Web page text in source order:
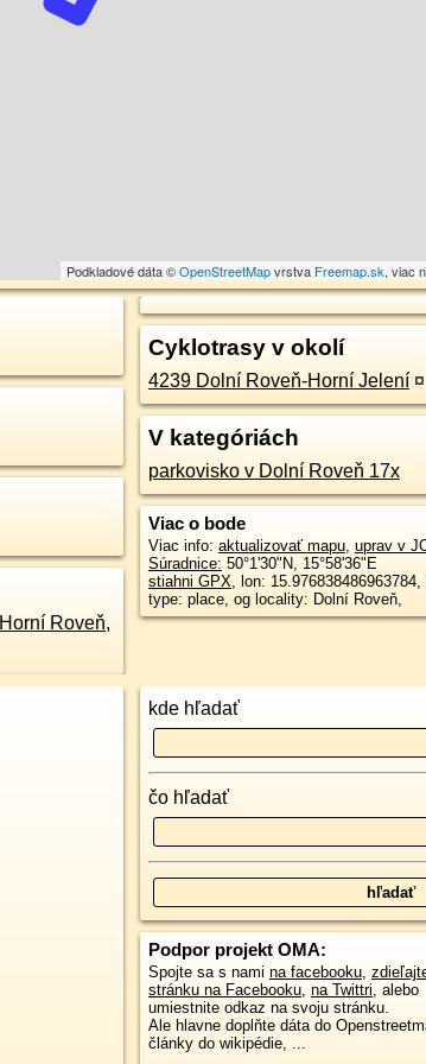
Podkladové dáta ©OpenStreetMapvrstva Freemap.sk, viac
Horní Roveň,
Cyklotrasy v okolí
4239 Dolní Roveň-Horní Jelení ¤
V kategóriách
parkovisko v Dolní Roveň 17x
Viac o bode
Viac info: aktualizovať mapu, uprav v
Súradnice: 50°1'30"N, 15°58'36"E
stiahni GPX, lon:
type: place, og locality: Dolní Roveň,
kde hľadať
čo hľadať
Podpor projekt OMA:
Spojte sa s nami na facebooku,
stránku na Facebooku, na Twittri, alebo
umiestnite odkaz na svoju stránku.
Ale hlavne doplňte dáta do
články do wikipédie, ...